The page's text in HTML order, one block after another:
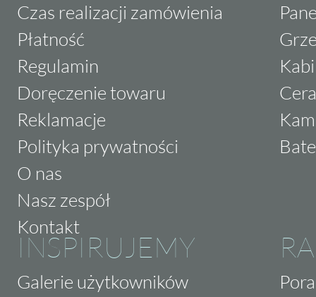
Czas realizacji zamówienia
Płatność
Regulamin
Doręczenie towaru
Reklamacje
Polityka prywatności
O nas
Nasz zespół
Kontakt
INSPIRUJEMY
Galerie użytkowników